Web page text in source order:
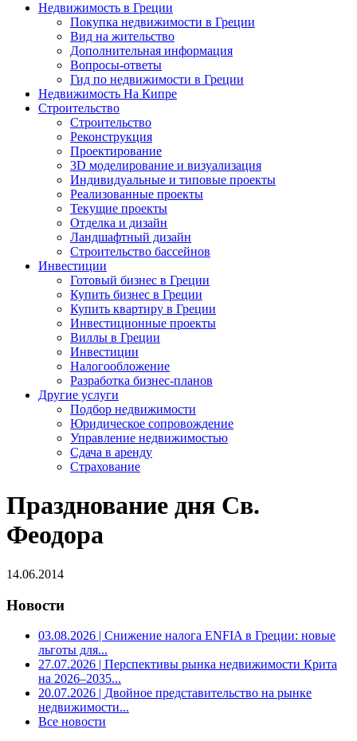
Недвижимость в Греции
Покупка недвижимости в Греции
Вид на жительство
Дополнительная информация
Вопросы-ответы
Гид по недвижимости в Греции
Недвижимость На Кипре
Строительство
Строительство
Реконструкция
Проектирование
3D моделирование и визуализация
Индивидуальные и типовые проекты
Реализованные проекты
Текущие проекты
Отделка и дизайн
Ландшафтный дизайн
Строительство бассейнов
Инвестиции
Готовый бизнес в Греции
Купить бизнес в Греции
Купить квартиру в Греции
Инвестиционные проекты
Виллы в Греции
Инвестиции
Налогообложение
Разработка бизнес-планов
Другие услуги
Подбор недвижимости
Юридическое сопровождение
Управление недвижимостью
Сдача в аренду
Страхование
Празднование дня Св.
Феодора
14.06.2014
Новости
03.08.2026 | Снижение налога ENFIA в Греции: новые
льготы для...
27.07.2026 | Перспективы рынка недвижимости Крита
на 2026–2035...
20.07.2026 | Двойное представительство на рынке
недвижимости...
Все новости